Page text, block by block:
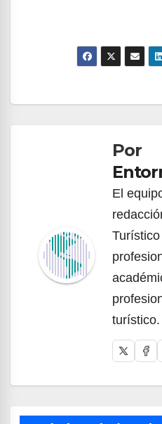
Navegación
entradasPor
El
turístico.